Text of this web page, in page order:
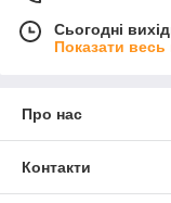
Сьогодні
Показати весь
Про нас
Контакти